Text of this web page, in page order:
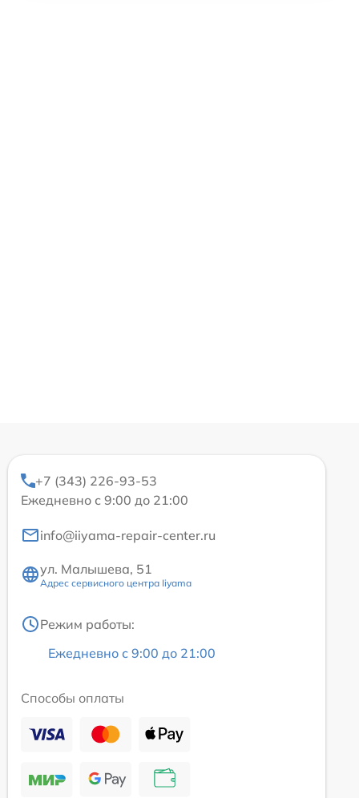
+7 (343) 226-93-53
Ежедневно с 9:00 до 21:00
info@iiyama-repair-center.ru
ул. Малышева, 51
Адрес сервисного центра Iiyama
Режим работы:
Ежедневно с 9:00 до 21:00
Способы оплаты